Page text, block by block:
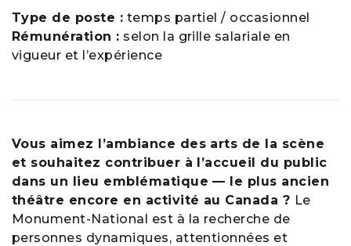
Type de poste : temps partiel / occasionnel
Rémunération : selon la grille salariale en
vigueur et l’expérience
Vous aimez l’ambiance des arts de la scène
et souhaitez contribuer à l’accueil du public
dans un lieu emblématique — le plus ancien
théâtre encore en activité au Canada ? Le
Monument-National est à la recherche de
personnes dynamiques, attentionnées et